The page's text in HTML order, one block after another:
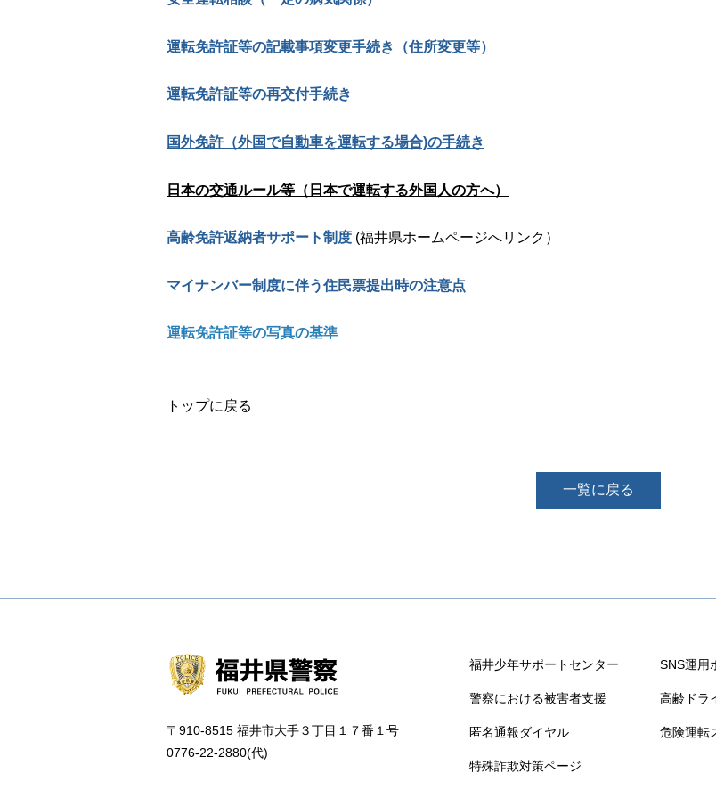
運転免許証等の記載事項変更手続き（住所変更等）
運転免許証等の再交付手続き
国外免許（外国で自動車を運転する場合)の手続き
日本の交通ルール等（日本で運転する外国人の方へ）
高齢免許返納者サポート制度 (福井県ホームページへリンク）
マイナンバー制度に伴う住民票提出時の注意点
運転免許証等の写真の基準
トップに戻る
一覧に戻る
〒910-8515 福井市大手３丁目１７番１号
0776-22-2880(代)
福井少年サポートセンター
警察における被害者支援
匿名通報ダイヤル
特殊詐欺対策ページ
SNS運用
高齢ドラ
危険運転